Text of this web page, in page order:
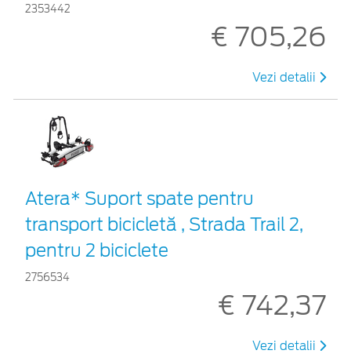
2353442
€ 705,26
Vezi detalii
Atera* Suport spate pentru
transport bicicletă , Strada Trail 2,
pentru 2 biciclete
2756534
€ 742,37
Vezi detalii